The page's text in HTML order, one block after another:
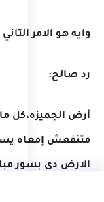
وايه هو الامر
رد صالح:
أرض الجميزه،كل
متنفعش إمعاه
الارض دى بسور